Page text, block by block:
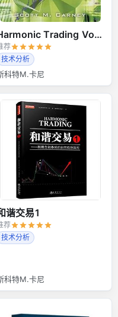
Harmonic Trading Volume 2
荐
技术分析
科特M.卡尼
谐交易1
荐
技术分析
科特M.卡尼